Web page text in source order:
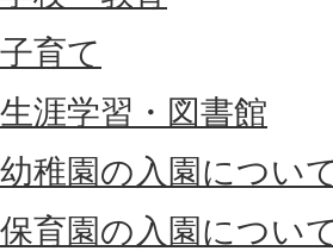
子育て
生涯学習・図書館
幼稚園の入園につい
保育園の入園につい